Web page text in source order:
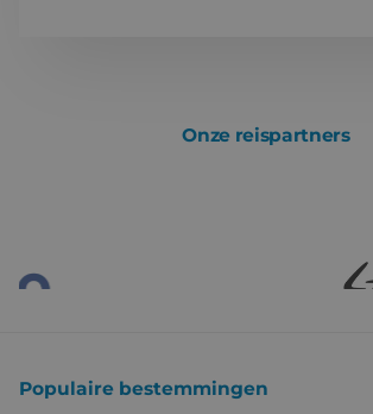
Onze reispartners
Populaire bestemmingen